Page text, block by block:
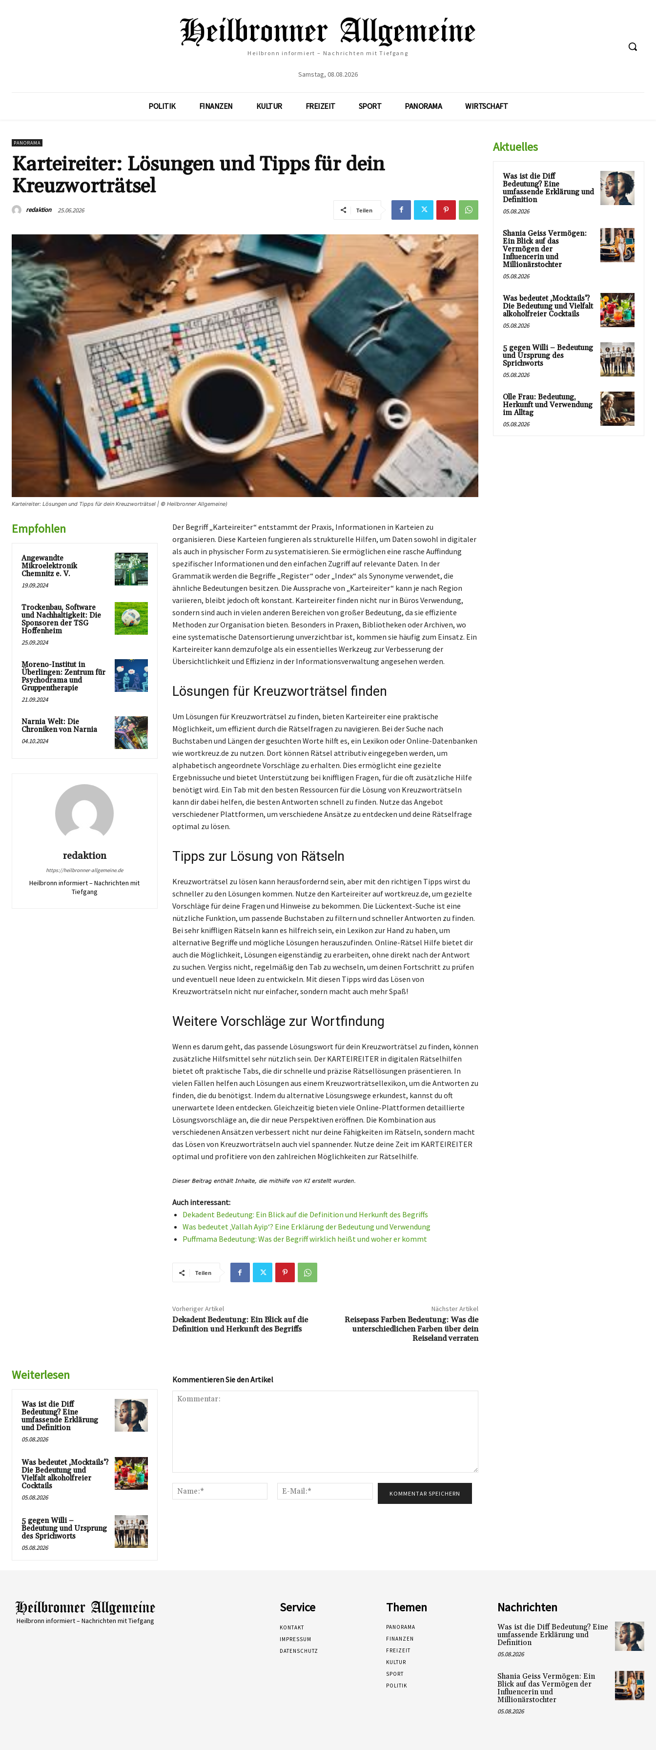
Heilbronn informiert – Nachrichten mit Tiefgang
Samstag, 08.08.2026
POLITIK FINANZEN KULTUR FREIZEIT SPORT PANORAMA WIRTSCHAFT
PANORAMA
Karteireiter: Lösungen und Tipps für dein
Kreuzworträtsel
redaktion 25.06.2026 Teilen
Karteireiter: Lösungen und Tipps für dein Kreuzworträtsel | © Heilbronner Allgemeine)
Empfohlen
Angewandte
Mikroelektronik
Chemnitz e. V.
19.09.2024
Trockenbau, Software
und Nachhaltigkeit: Die
Sponsoren der TSG
Hoffenheim
25.09.2024
Moreno-Institut in
Überlingen: Zentrum für
Psychodrama und
Gruppentherapie
21.09.2024
Narnia Welt: Die
Chroniken von Narnia
04.10.2024
redaktion
https://heilbronner-allgemeine.de
Heilbronn informiert – Nachrichten mit
Tiefgang
Der Begriff „Karteireiter“ entstammt der Praxis, Informationen in Karteien zu
organisieren. Diese Karteien fungieren als strukturelle Hilfen, um Daten sowohl in digitaler
als auch in physischer Form zu systematisieren. Sie ermöglichen eine rasche Auffindung
spezifischer Informationen und den einfachen Zugriff auf relevante Daten. In der
Grammatik werden die Begriffe „Register“ oder „Index“ als Synonyme verwendet, die
ähnliche Bedeutungen besitzen. Die Aussprache von „Karteireiter“ kann je nach Region
variieren, bleibt jedoch oft konstant. Karteireiter finden nicht nur in Büros Verwendung,
sondern sind auch in vielen anderen Bereichen von großer Bedeutung, da sie effiziente
Methoden zur Organisation bieten. Besonders in Praxen, Bibliotheken oder Archiven, wo
eine systematische Datensortierung unverzichtbar ist, kommen sie häufig zum Einsatz. Ein
Karteireiter kann demzufolge als ein essentielles Werkzeug zur Verbesserung der
Übersichtlichkeit und Effizienz in der Informationsverwaltung angesehen werden.
Lösungen für Kreuzworträtsel finden
Um Lösungen für Kreuzworträtsel zu finden, bieten Karteireiter eine praktische
Möglichkeit, um effizient durch die Rätselfragen zu navigieren. Bei der Suche nach
Buchstaben und Längen der gesuchten Worte hilft es, ein Lexikon oder Online-Datenbanken
wie wortkreuz.de zu nutzen. Dort können Rätsel attributiv eingegeben werden, um
alphabetisch angeordnete Vorschläge zu erhalten. Dies ermöglicht eine gezielte
Ergebnissuche und bietet Unterstützung bei kniffligen Fragen, für die oft zusätzliche Hilfe
benötigt wird. Ein Tab mit den besten Ressourcen für die Lösung von Kreuzworträtseln
kann dir dabei helfen, die besten Antworten schnell zu finden. Nutze das Angebot
verschiedener Plattformen, um verschiedene Ansätze zu entdecken und deine Rätselfrage
optimal zu lösen.
Tipps zur Lösung von Rätseln
Kreuzworträtsel zu lösen kann herausfordernd sein, aber mit den richtigen Tipps wirst du
schneller zu den Lösungen kommen. Nutze den Karteireiter auf wortkreuz.de, um gezielte
Vorschläge für deine Fragen und Hinweise zu bekommen. Die Lückentext-Suche ist eine
nützliche Funktion, um passende Buchstaben zu filtern und schneller Antworten zu finden.
Bei sehr kniffligen Rätseln kann es hilfreich sein, ein Lexikon zur Hand zu haben, um
alternative Begriffe und mögliche Lösungen herauszufinden. Online-Rätsel Hilfe bietet dir
auch die Möglichkeit, Lösungen eigenständig zu erarbeiten, ohne direkt nach der Antwort
zu suchen. Vergiss nicht, regelmäßig den Tab zu wechseln, um deinen Fortschritt zu prüfen
und eventuell neue Ideen zu entwickeln. Mit diesen Tipps wird das Lösen von
Kreuzworträtseln nicht nur einfacher, sondern macht auch mehr Spaß!
Weitere Vorschläge zur Wortfindung
Wenn es darum geht, das passende Lösungswort für dein Kreuzworträtsel zu finden, können
zusätzliche Hilfsmittel sehr nützlich sein. Der KARTEIREITER in digitalen Rätselhilfen
bietet oft praktische Tabs, die dir schnelle und präzise Rätsellösungen präsentieren. In
vielen Fällen helfen auch Lösungen aus einem Kreuzworträtsellexikon, um die Antworten zu
finden, die du benötigst. Indem du alternative Lösungswege erkundest, kannst du oft
unerwartete Ideen entdecken. Gleichzeitig bieten viele Online-Plattformen detaillierte
Lösungsvorschläge an, die dir neue Perspektiven eröffnen. Die Kombination aus
verschiedenen Ansätzen verbessert nicht nur deine Fähigkeiten im Rätseln, sondern macht
das Lösen von Kreuzworträtseln auch viel spannender. Nutze deine Zeit im KARTEIREITER
optimal und profitiere von den zahlreichen Möglichkeiten zur Rätselhilfe.
Auch interessant:
Dekadent Bedeutung: Ein Blick auf die Definition und Herkunft des Begriffs
Was bedeutet ‚Vallah Ayip‘? Eine Erklärung der Bedeutung und Verwendung
Puffmama Bedeutung: Was der Begriff wirklich heißt und woher er kommt
Teilen
Vorheriger Artikel
Dekadent Bedeutung: Ein Blick auf die
Definition und Herkunft des Begriffs
Nächster Artikel
Reisepass Farben Bedeutung: Was die
unterschiedlichen Farben über dein
Reiseland verraten
Weiterlesen
Was ist die Diff
Bedeutung? Eine
umfassende Erklärung
und Definition
05.08.2026
Was bedeutet ‚Mocktails‘?
Die Bedeutung und
Vielfalt alkoholfreier
Cocktails
05.08.2026
5 gegen Willi –
Bedeutung und Ursprung
des Sprichworts
05.08.2026
Kommentieren Sie den Artikel
Name:*
Mail:*
Aktuelles
Was ist die Diff
Bedeutung? Eine
umfassende Erklärung und
Definition
05.08.2026
Shania Geiss Vermögen:
Ein Blick auf das
Vermögen der
Influencerin und
Millionärstochter
05.08.2026
Was bedeutet ‚Mocktails‘?
Die Bedeutung und Vielfalt
alkoholfreier Cocktails
05.08.2026
5 gegen Willi – Bedeutung
und Ursprung des
Sprichworts
05.08.2026
Olle Frau: Bedeutung,
Herkunft und Verwendung
im Alltag
05.08.2026
Heilbronn informiert – Nachrichten mit Tiefgang
Service
KONTAKT
IMPRESSUM
DATENSCHUTZ
Themen
PANORAMA
FINANZEN
FREIZEIT
KULTUR
SPORT
POLITIK
Nachrichten
Was ist die Diff Bedeutung? Eine
umfassende Erklärung und
Definition
05.08.2026
Shania Geiss Vermögen: Ein
Blick auf das Vermögen der
Influencerin und
Millionärstochter
05.08.2026